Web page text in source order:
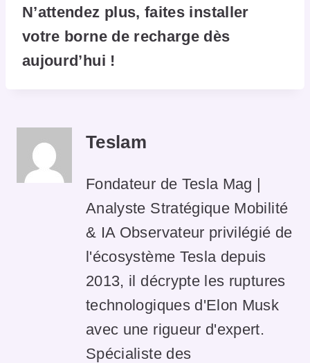
N’attendez plus, faites installer
votre borne de recharge dès
aujourd’hui !
Teslam
Fondateur de Tesla Mag |
Analyste Stratégique Mobilité
& IA Observateur privilégié de
l'écosystème Tesla depuis
2013, il décrypte les ruptures
technologiques d'Elon Musk
avec une rigueur d'expert.
Spécialiste des